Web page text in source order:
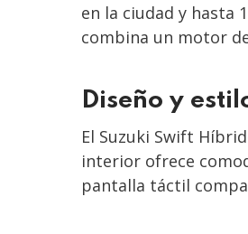
en la ciudad y hasta
combina un motor
Diseño y
El Suzuki Swift
interior ofrece
pantalla táctil